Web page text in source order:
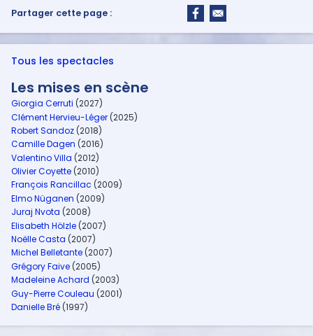
Partager cette page :
Tous les spectacles
Les mises en scène
Giorgia Cerruti (2027)
Clément Hervieu-Léger (2025)
Robert Sandoz (2018)
Camille Dagen (2016)
Valentino Villa (2012)
Olivier Coyette (2010)
François Rancillac (2009)
Elmo Nüganen (2009)
Juraj Nvota (2008)
Elisabeth Hölzle (2007)
Noëlle Casta (2007)
Michel Belletante (2007)
Grégory Faive (2005)
Madeleine Achard (2003)
Guy-Pierre Couleau (2001)
Danielle Bré (1997)